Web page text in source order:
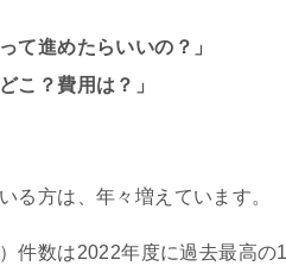
て進めたらいいの？」
こ？費用は？」
る方は、年々増えています。
件数は2022年度に過去最高の